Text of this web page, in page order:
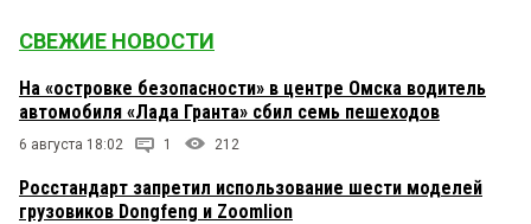
СВЕЖИЕ НОВОСТИ
На «островке безопасности» в центре Омска водитель
автомобиля «Лада Гранта» сбил семь пешеходов
6 августа 18:02 1 212
Росстандарт запретил использование шести моделей
грузовиков Dongfeng и Zoomlion